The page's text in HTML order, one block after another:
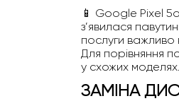
📱 Google Pixel
з’явилася
послуги важливо
Для порівняння
у схожих моделях.
ЗАМІНА